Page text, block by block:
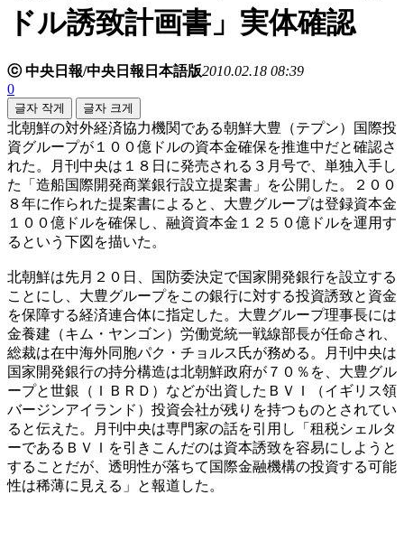
ドル誘致計画書」実体確認
ⓒ 中央日報/中央日報日本語版2010.02.18 08:39
0
글자 작게 글자 크게
北朝鮮の対外経済協力機関である朝鮮大豊（テプン）国際投
資グループが１００億ドルの資本金確保を推進中だと確認さ
れた。月刊中央は１８日に発売される３月号で、単独入手し
た「造船国際開発商業銀行設立提案書」を公開した。２００
８年に作られた提案書によると、大豊グループは登録資本金
１００億ドルを確保し、融資資本金１２５０億ドルを運用す
るという下図を描いた。
北朝鮮は先月２０日、国防委決定で国家開発銀行を設立する
ことにし、大豊グループをこの銀行に対する投資誘致と資金
を保障する経済連合体に指定した。大豊グループ理事長には
金養建（キム・ヤンゴン）労働党統一戦線部長が任命され、
総裁は在中海外同胞パク・チョルス氏が務める。月刊中央は
国家開発銀行の持分構造は北朝鮮政府が７０％を、大豊グル
ープと世銀（ＩＢＲＤ）などが出資したＢＶＩ（イギリス領
バージンアイランド）投資会社が残りを持つものとされてい
ると伝えた。月刊中央は専門家の話を引用し「租税シェルタ
ーであるＢＶＩを引きこんだのは資本誘致を容易にしようと
することだが、透明性が落ちて国際金融機構の投資する可能
性は稀薄に見える」と報道した。